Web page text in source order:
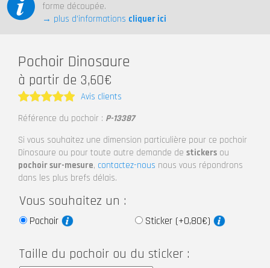
forme découpée.
→ plus d’informations cliquer ici
Pochoir Dinosaure
à partir de 3,60€
Note5
Avis clients
Référence du pochoir : P-13387
Si vous souhaitez une dimension particulière pour ce pochoir
Dinosaure ou pour toute autre demande de stickers ou
pochoir sur-mesure, contactez-nous nous vous répondrons
dans les plus brefs délais.
Vous souhaitez un :
Pochoir Sticker (+0,80€)
Taille du pochoir ou du sticker :